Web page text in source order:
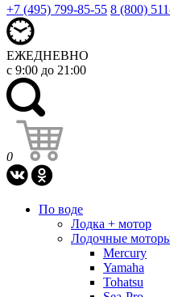
+7 (495) 799-85-55 8 (800)
ЕЖЕДНЕВНО
с 9:00 до 21:00
0
По воде
Лодка + мотор
Лодочные
Mercury
Yamaha
Tohatsu